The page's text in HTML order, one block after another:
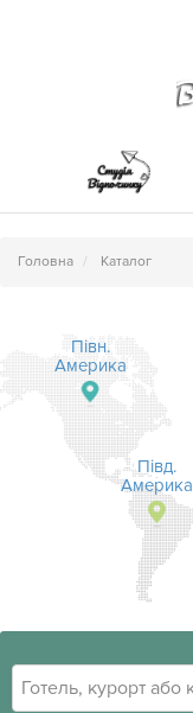
Головна Каталог
Півн.
Америка
Півд.
Америка